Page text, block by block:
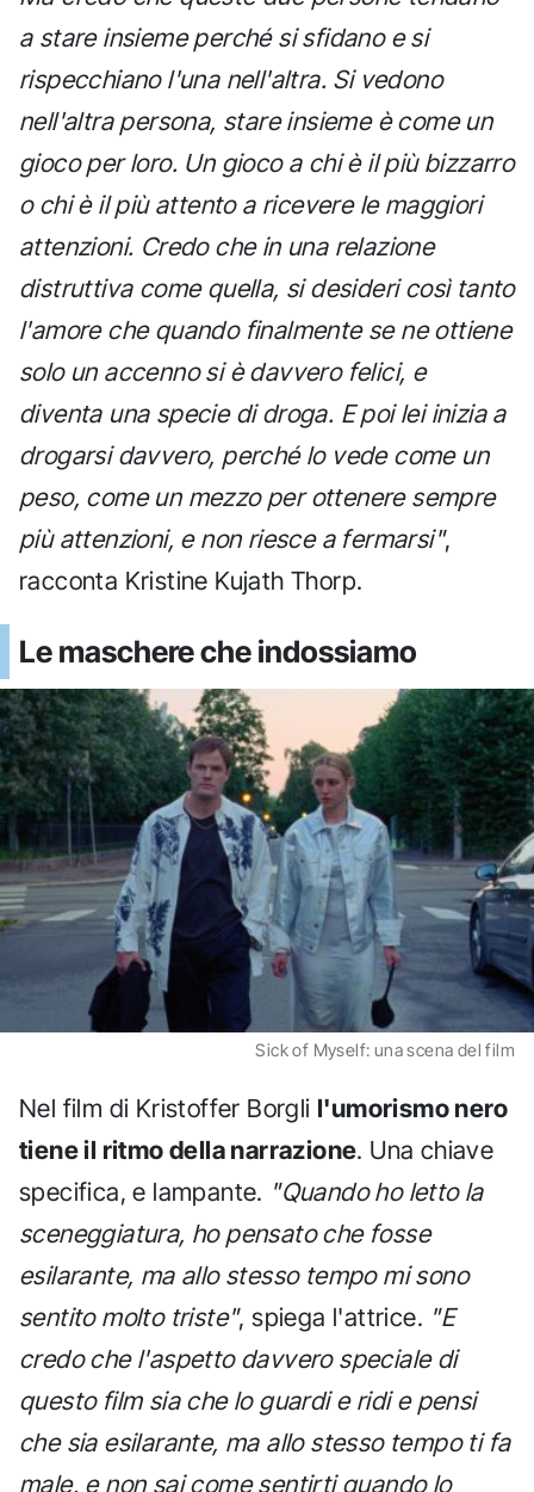
a stare insieme perché si sfidano e si
rispecchiano l'una nell'altra. Si vedono
nell'altra persona, stare insieme è come un
gioco per loro. Un gioco a chi è il più bizzarro
o chi è il più attento a ricevere le maggiori
attenzioni. Credo che in una relazione
distruttiva come quella, si desideri così tanto
l'amore che quando finalmente se ne ottiene
solo un accenno si è davvero felici, e
diventa una specie di droga. E poi lei inizia a
drogarsi davvero, perché lo vede come un
peso, come un mezzo per ottenere sempre
più attenzioni, e non riesce a fermarsi",
racconta Kristine Kujath Thorp.
Le maschere che indossiamo
Sick of Myself: una scena del film
Nel film di Kristoffer Borgli l'umorismo nero
tiene il ritmo della narrazione. Una chiave
specifica, e lampante. "Quando ho letto la
sceneggiatura, ho pensato che fosse
esilarante, ma allo stesso tempo mi sono
sentito molto triste", spiega l'attrice. "E
credo che l'aspetto davvero speciale di
questo film sia che lo guardi e ridi e pensi
che sia esilarante, ma allo stesso tempo ti fa
male, e non sai come sentirti quando lo